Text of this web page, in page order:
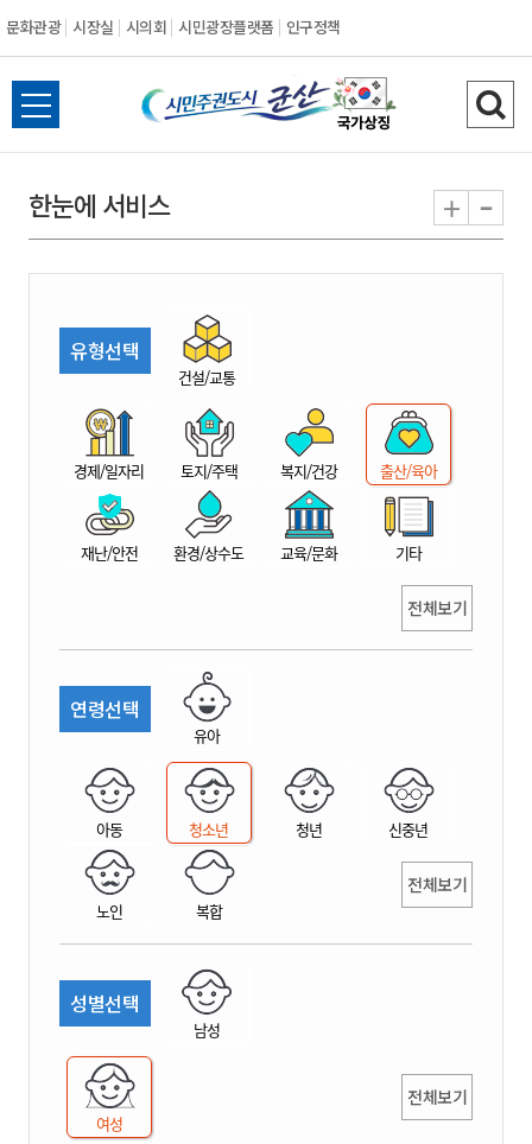
문화관광 시장실 시의회 시민광장플랫폼 인구정책
시
민
권
시
산
전
체
뉴
열
검
색
기
한눈에 서비스 + -
유형선택
건설/교통
경제/일자리 토지/주택 복지/건강 출산/육아
재난/안전 환경/상수도 교육/문화 기타
전체보기
연령선택
유아
아동 청소년 청년 신중년
노인 복합
전체보기
성별선택
남성
여성
전체보기